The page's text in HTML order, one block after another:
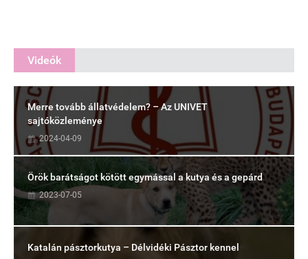
Videók
Merre tovább állatvédelem? – Az UNIVET
sajtóközleménye
2024-04-09
Örök barátságot kötött egymással a kutya és a gepárd
2023-07-05
Katalán pásztorkutya – Délvidéki Pásztor kennel